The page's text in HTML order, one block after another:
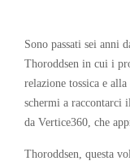
Sono passati sei anni
Thoroddsen in cui i
relazione tossica e
schermi a raccontarci
da Vertice360, che
Thoroddsen, questa